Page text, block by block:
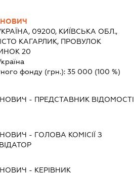
09200, КИЇВСЬКА ОБЛ.,
КАГАРЛИК, ПРОВУЛОК
20
фонду (грн.): 35 000 (100 %)
- ПРЕДСТАВНИКВІДОМОСТІ
- ГОЛОВА КОМІСІЇ З
- КЕРІВНИК